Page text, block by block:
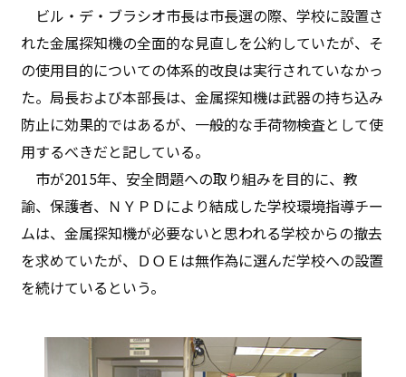
ビル・デ・ブラシオ市長は市長選の際、学校に設置さ
れた金属探知機の全面的な見直しを公約していたが、そ
の使用目的についての体系的改良は実行されていなかっ
た。局長および本部長は、金属探知機は武器の持ち込み
防止に効果的ではあるが、一般的な手荷物検査として使
用するべきだと記している。
市が2015年、安全問題への取り組みを目的に、教
諭、保護者、ＮＹＰＤにより結成した学校環境指導チー
ムは、金属探知機が必要ないと思われる学校からの撤去
を求めていたが、ＤＯＥは無作為に選んだ学校への設置
を続けているという。